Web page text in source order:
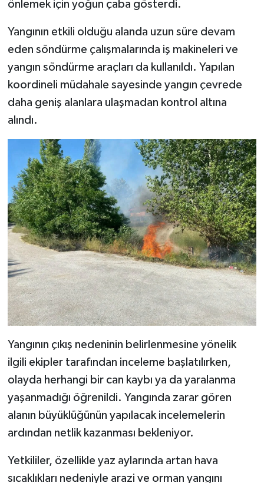
önlemek için yoğun çaba gösterdi.
Yangının etkili olduğu alanda uzun süre devam
eden söndürme çalışmalarında iş makineleri ve
yangın söndürme araçları da kullanıldı. Yapılan
koordineli müdahale sayesinde yangın çevrede
daha geniş alanlara ulaşmadan kontrol altına
alındı.
Yangının çıkış nedeninin belirlenmesine yönelik
ilgili ekipler tarafından inceleme başlatılırken,
olayda herhangi bir can kaybı ya da yaralanma
yaşanmadığı öğrenildi. Yangında zarar gören
alanın büyüklüğünün yapılacak incelemelerin
ardından netlik kazanması bekleniyor.
Yetkililer, özellikle yaz aylarında artan hava
sıcaklıkları nedeniyle arazi ve orman yangını